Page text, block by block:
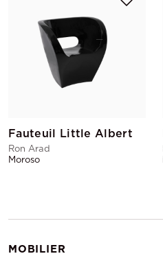
Fauteuil Little Albert
Ron Arad
Moroso
MOBILIER